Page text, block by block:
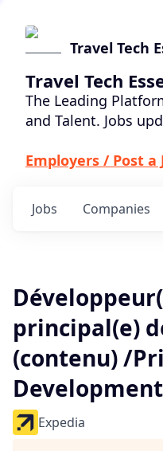
Travel Tech
Travel Tech
The Leading
and Talent. Jobs
Employers / Post a
Jobs Companies
principal(e)
(contenu) /
Expedia